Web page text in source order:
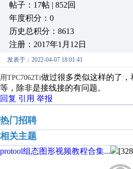
帖子：17帖 | 852回
年度积分：0
历史总积分：8613
注册：2017年1月12日
发表于：2022-04-07 18:01:41
用TPC7062Ti做过很多类似这样的了，
等，除非是接线接的有问题。
回复 引用 举报
热门招聘
相关主题
protool组态图形视频教程合集...